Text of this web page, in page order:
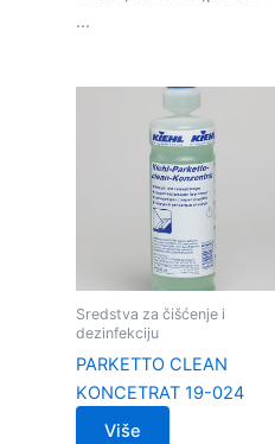
…
Sredstva za čišćenje i
dezinfekciju
PARKETTO CLEAN
KONCETRAT 19-024
Više